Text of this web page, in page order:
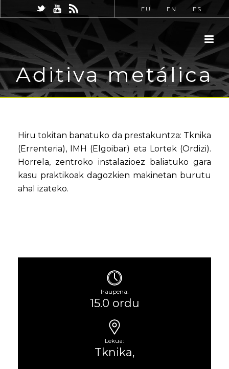
EU EN ES
Aditiva metálica
Hiru tokitan banatuko da prestakuntza: Tknika
(Errenteria), IMH (Elgoibar) eta Lortek (Ordizi).
Horrela, zentroko instalazioez baliatuko gara
kasu praktikoak dagozkien makinetan burutu
ahal izateko.
Iraupena:
15.0 ordu
Lekua:
Tknika,